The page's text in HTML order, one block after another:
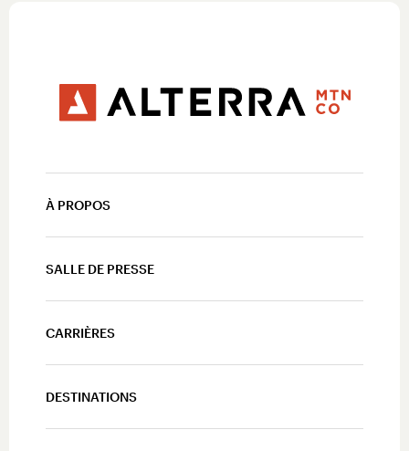
À PROPOS
SALLE DE PRESSE
CARRIÈRES
DESTINATIONS